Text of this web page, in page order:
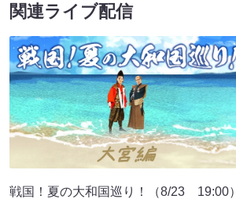
関連ライブ配信
戦国！夏の大和国巡り！（8/23 19:00）